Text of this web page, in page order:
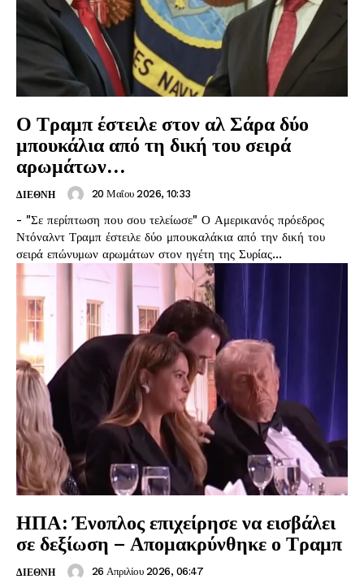
Ο Τραμπ έστειλε στον αλ Σάρα δύο
μπουκάλια από τη δική του σειρά
αρωμάτων…
ΔΙΕΘΝΗ 20 Μαΐου 2026, 10:33
- "Σε περίπτωση που σου τελείωσε" Ο Αμερικανός πρόεδρος
Ντόναλντ Τραμπ έστειλε δύο μπουκαλάκια από την δική του
σειρά επώνυμων αρωμάτων στον ηγέτη της Συρίας...
ΗΠΑ: Ένοπλος επιχείρησε να εισβάλει
σε δεξίωση – Απομακρύνθηκε ο Τραμπ
ΔΙΕΘΝΗ 26 Απριλίου 2026, 06:47